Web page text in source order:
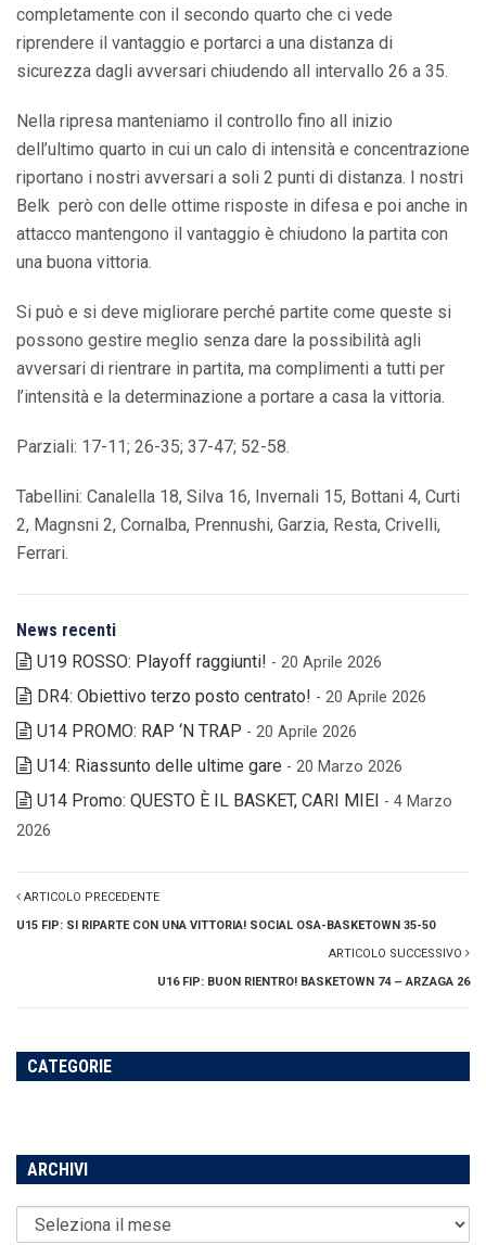
completamente con il secondo quarto che ci vede
riprendere il vantaggio e portarci a una distanza di
sicurezza dagli avversari chiudendo all intervallo 26 a 35.
Nella ripresa manteniamo il controllo fino all inizio
dell’ultimo quarto in cui un calo di intensità e concentrazione
riportano i nostri avversari a soli 2 punti di distanza. I nostri
Belk però con delle ottime risposte in difesa e poi anche in
attacco mantengono il vantaggio è chiudono la partita con
una buona vittoria.
Si può e si deve migliorare perché partite come queste si
possono gestire meglio senza dare la possibilità agli
avversari di rientrare in partita, ma complimenti a tutti per
l’intensità e la determinazione a portare a casa la vittoria.
Parziali: 17-11; 26-35; 37-47; 52-58.
Tabellini: Canalella 18, Silva 16, Invernali 15, Bottani 4, Curti
2, Magnsni 2, Cornalba, Prennushi, Garzia, Resta, Crivelli,
Ferrari.
News recenti
U19 ROSSO: Playoff raggiunti! - 20 Aprile 2026
DR4: Obiettivo terzo posto centrato! - 20 Aprile 2026
U14 PROMO: RAP ‘N TRAP - 20 Aprile 2026
U14: Riassunto delle ultime gare - 20 Marzo 2026
U14 Promo: QUESTO È IL BASKET, CARI MIEI - 4 Marzo
2026
ARTICOLO PRECEDENTE
U15 FIP: SI RIPARTE CON UNA VITTORIA! SOCIAL OSA-BASKETOWN 35-50
ARTICOLO SUCCESSIVO
U16 FIP: BUON RIENTRO! BASKETOWN 74 – ARZAGA 26
CATEGORIE
ARCHIVI